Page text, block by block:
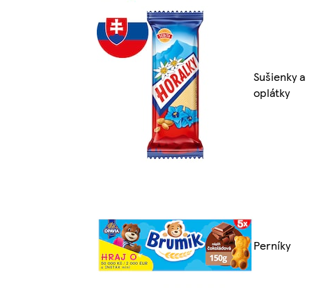
Sušienky a
oplátky
Perníky